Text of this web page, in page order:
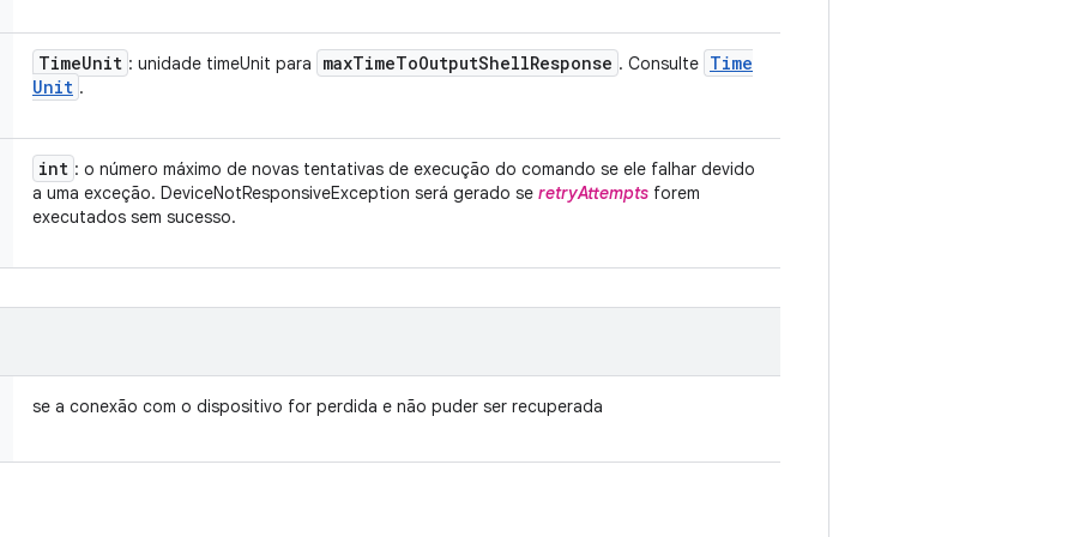
TimeUnit : unidade timeUnit para maxTimeToOutputShellResponse . Consulte Time
Unit .
int : o número máximo de novas tentativas de execução do comando se ele falhar devido
a uma exceção. DeviceNotResponsiveException será gerado se retryAttempts forem
executados sem sucesso.
se a conexão com o dispositivo for perdida e não puder ser recuperada